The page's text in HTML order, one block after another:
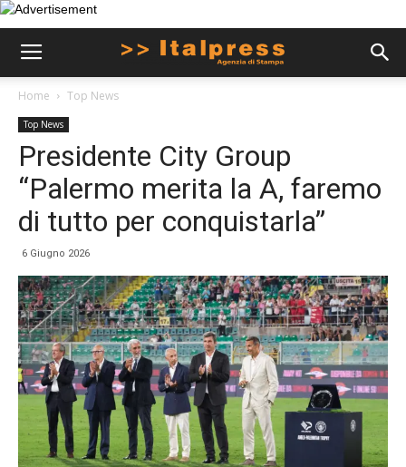
Home Top News
Top News
Presidente City Group
“Palermo merita la A, faremo
di tutto per conquistarla”
6 Giugno 2026